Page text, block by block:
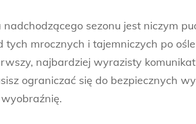
sezonu jest niczym
tych mrocznych i tajemniczych po
najbardziej wyrazisty
ograniczać się do bezpiecznych